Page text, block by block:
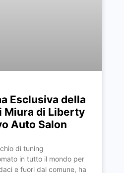
Esclusiva della
Miura di Liberty
Auto Salon
di tuning
in tutto il mondo per
e fuori dal comune, ha